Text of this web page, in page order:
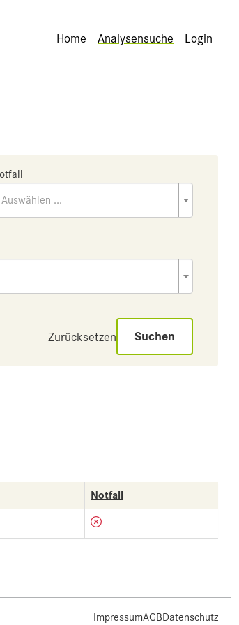
Home Analysensuche Login
Auswählen ...
Zurücksetzen Suchen
Notfall
ImpressumAGBDatenschutz